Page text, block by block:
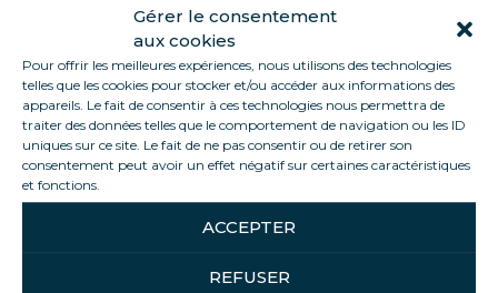
Gérer le consentement
aux cookies
Pour offrir les meilleures expériences, nous utilisons des technologies
telles que les cookies pour stocker et/ou accéder aux informations des
appareils. Le fait de consentir à ces technologies nous permettra de
traiter des données telles que le comportement de navigation ou les ID
uniques sur ce site. Le fait de ne pas consentir ou de retirer son
consentement peut avoir un effet négatif sur certaines caractéristiques
et fonctions.
ACCEPTER
REFUSER
contribuez à :
Réduire la consommation d’énergie et
d’eau
Limiter les déchets et favoriser le recyclage
Optimiser l’utilisation des matériaux et
fournitures
Sensibiliser vos collègues et collaborateurs
aux enjeux environnementaux